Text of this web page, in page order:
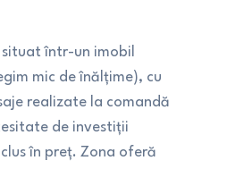
într-un imobil
mic de înălțime), cu
realizate la comandă
de investiții
în preț. Zona oferă